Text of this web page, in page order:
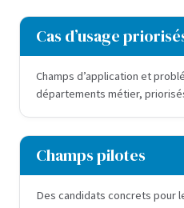
Cas d’usage
Champs d’application et
départements métier,
Champs pilotes
Des candidats concrets pour